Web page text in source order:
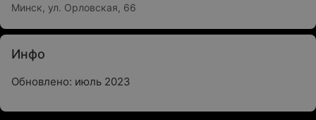
Минск, ул. Орловская, 66
Инфо
Обновлено: июль 2023